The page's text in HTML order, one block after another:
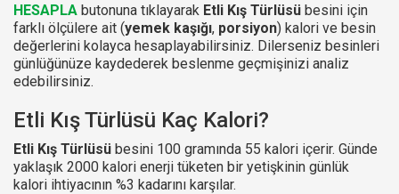
HESAPLA butonuna tıklayarak Etli Kış Türlüsü besini için
farklı ölçülere ait (yemek kaşığı, porsiyon) kalori ve besin
değerlerini kolayca hesaplayabilirsiniz. Dilerseniz besinleri
günlüğünüze kaydederek beslenme geçmişinizi analiz
edebilirsiniz.
Etli Kış Türlüsü Kaç Kalori?
Etli Kış Türlüsü besini 100 gramında 55 kalori içerir. Günde
yaklaşık 2000 kalori enerji tüketen bir yetişkinin günlük
kalori ihtiyacının %3 kadarını karşılar.